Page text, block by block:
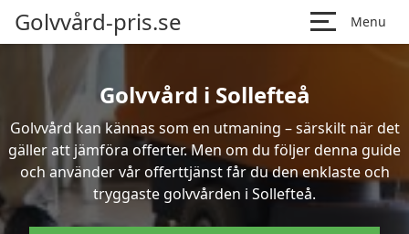
Golvvård-pris.se Menu
Golvvård i Sollefteå
Golvvård kan kännas som en utmaning – särskilt när det
gäller att jämföra offerter. Men om du följer denna guide
och använder vår offerttjänst får du den enklaste och
tryggaste golvvården i Sollefteå.